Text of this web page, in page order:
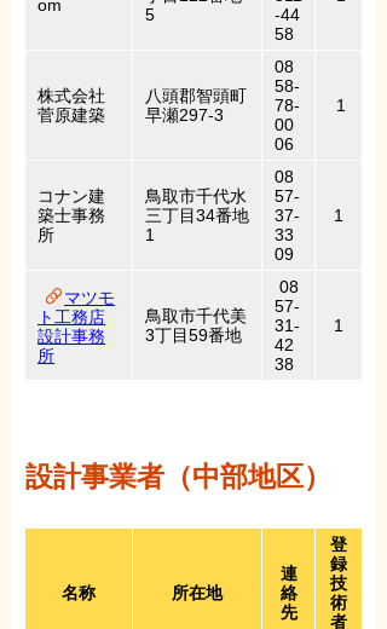
om
5
-44
58
株式会社
菅原建築
八頭郡智頭町
早瀬297-3
08
58-
78-
00
06
1
コナン建
築士事務
所
鳥取市千代水
三丁目34番地
1
08
57-
37-
33
09
1
マツモ
ト工務店
設計事務
所
鳥取市千代美
3丁目59番地
08
57-
31-
42
38
1
設計事業者（中部地区）
名称 所在地
連
絡
先
登
録
技
術
者